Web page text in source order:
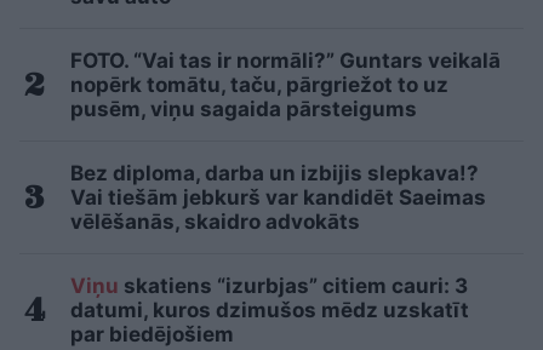
FOTO. “Vai tas ir normāli?” Guntars veikalā
nopērk tomātu, taču, pārgriežot to uz
pusēm, viņu sagaida pārsteigums
Bez diploma, darba un izbijis slepkava!?
Vai tiešām jebkurš var kandidēt Saeimas
vēlēšanās, skaidro advokāts
Viņu skatiens “izurbjas” citiem cauri: 3
datumi, kuros dzimušos mēdz uzskatīt
par biedējošiem